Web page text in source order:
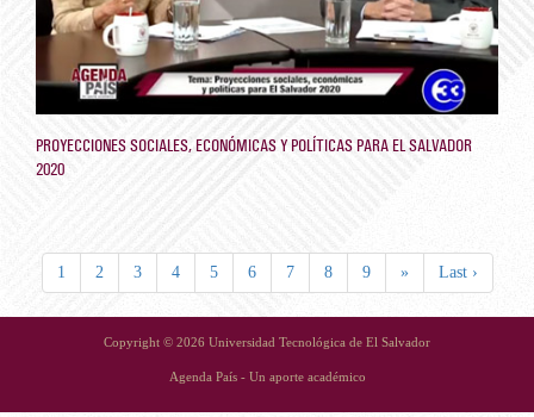
PROYECCIONES SOCIALES, ECONÓMICAS Y POLÍTICAS PARA EL SALVADOR
2020
1 2 3 4 5 6 7 8 9 » Last ›
Copyright © 2026 Universidad Tecnológica de El Salvador
Agenda País - Un aporte académico